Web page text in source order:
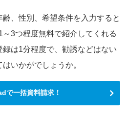
、性別、希望条件を入力すると
3つ程度無料で紹介してくれる
は1分程度で、勧誘などはない
いかがでしょうか。
で一括資料請求！